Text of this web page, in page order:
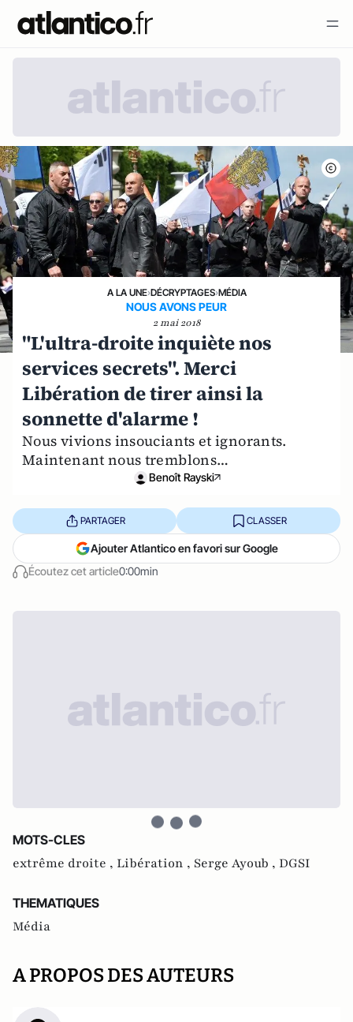
A LA UNE›DÉCRYPTAGES›MÉDIA
NOUS AVONS PEUR
2 mai 2018
"L'ultra-droite inquiète nos
services secrets". Merci
Libération de tirer ainsi la
sonnette d'alarme !
Nous vivions insouciants et ignorants.
Maintenant nous tremblons…
Benoît Rayski
Écoutez cet article0:00min
PARTAGER CLASSER
Ajouter Atlantico en favori sur Google
MOTS-CLES
extrême droite , Libération , Serge Ayoub , DGSI
THEMATIQUES
Média
A PROPOS DES AUTEURS